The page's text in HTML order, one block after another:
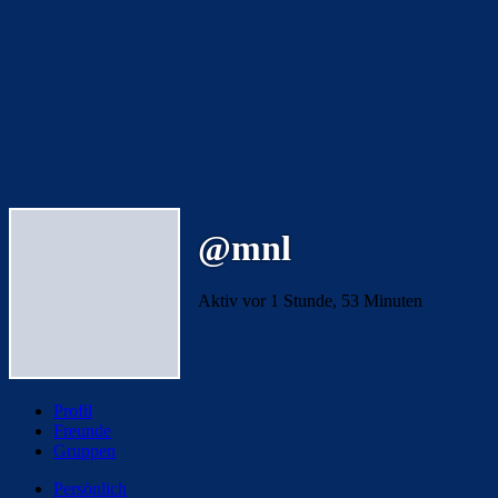
@mnl
Aktiv vor 1 Stunde, 53 Minuten
Profil
Freunde
Gruppen
Persönlich